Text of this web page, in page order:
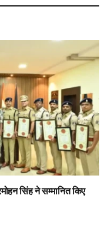
सिंह ने सम्मानित किए